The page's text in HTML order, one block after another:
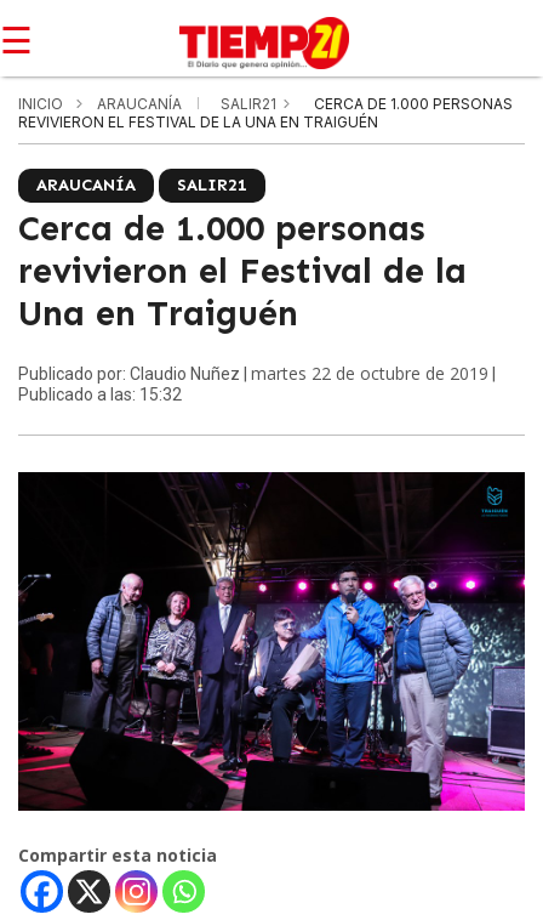
☰
INICIO ARAUCANÍA SALIR21
CERCA DE 1.000 PERSONAS
REVIVIERON EL FESTIVAL DE LA UNA EN TRAIGUÉN
ARAUCANÍA SALIR21
Cerca de 1.000 personas
revivieron el Festival de la
Una en Traiguén
Publicado por: Claudio Nuñez | martes 22 de octubre de 2019
Publicado a las: 15:32
Compartir esta noticia